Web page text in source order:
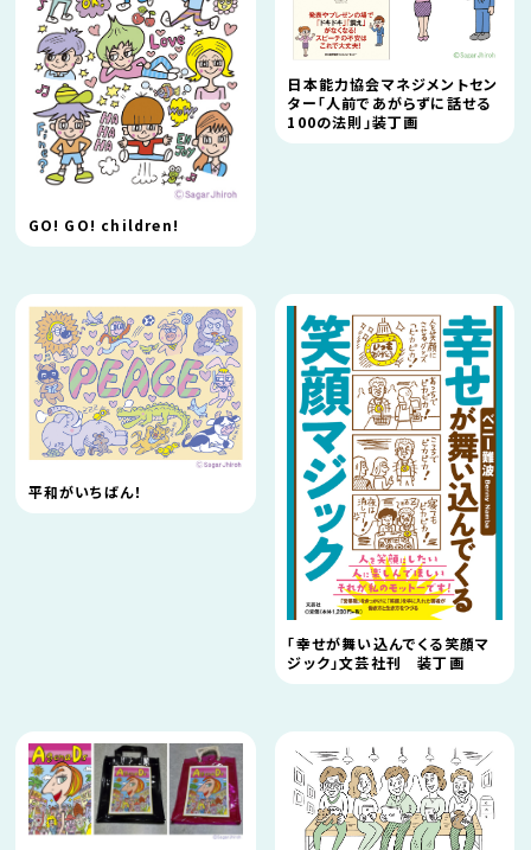
GO! GO! children!
日本能力協会マネジメントセン
ター「人前であがらずに話せる
100の法則」装丁画
平和がいちばん！
「幸せが舞い込んでくる笑顔マ
ジック」文芸社刊 装丁画